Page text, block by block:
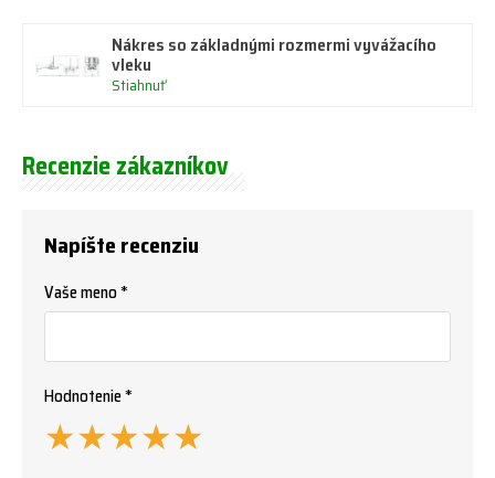
Nákres so základnými rozmermi vyvážacího
vleku
Stiahnuť
Recenzie zákazníkov
Napíšte recenziu
Vaše meno *
Hodnotenie *
★
★
★
★
★